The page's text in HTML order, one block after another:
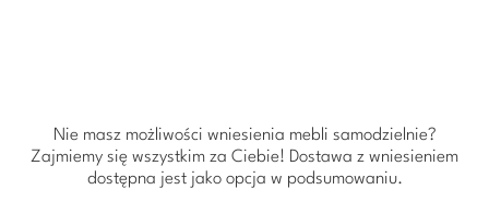
Nie masz możliwości wniesienia mebli samodzielnie?
Zajmiemy się wszystkim za Ciebie! Dostawa z wniesieniem
dostępna jest jako opcja w podsumowaniu.